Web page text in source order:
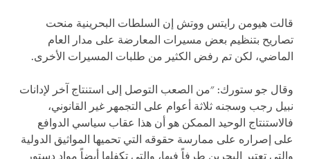
قالت هيومن رايتس ووتش إن السلطات البحرينية منحت
تصاريح بتنظيم بعض مسيرات المعارضة على مدار العام
الماضي، لكن تم رفض الكثير من طلبات المسيرات الأخرى.
وقال جو ستورك: "من الصعب التوصل إلى استنتاج آخر لإدانات
نبيل رجب وسجنه ثلاثة أعوام على التجمهر غير القانوني،
فالاستنتاج الوحيد الممكن هو أن هذا عقاب سياسي الدوافع
على إصراره على ممارسة حقوقه التي تحميها المواثيق الدولية